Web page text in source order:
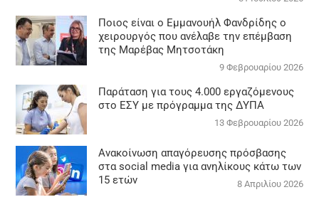
Ποιος είναι ο Εμμανουήλ Φανδρίδης ο
χειρουργός που ανέλαβε την επέμβαση
της Μαρέβας Μητσοτάκη
9 Φεβρουαρίου 2026
Παράταση για τους 4.000 εργαζόμενους
στο ΕΣΥ με πρόγραμμα της ΔΥΠΑ
13 Φεβρουαρίου 2026
Ανακοίνωση απαγόρευσης πρόσβασης
στα social media για ανηλίκους κάτω των
15 ετών
8 Απριλίου 2026